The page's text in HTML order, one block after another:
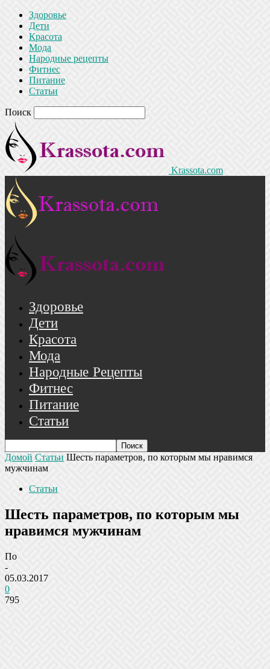
Здоровье
Дети
Красота
Мода
Народные рецепты
Фитнес
Питание
Статьи
Поиск
Krassota.com
Здоровье
Дети
Красота
Мода
Народные Рецепты
Фитнес
Питание
Статьи
Домой Статьи Шесть параметров, по которым мы нравимся
мужчинам
Статьи
Шесть параметров, по которым мы
нравимся мужчинам
По
-
05.03.2017
0
795